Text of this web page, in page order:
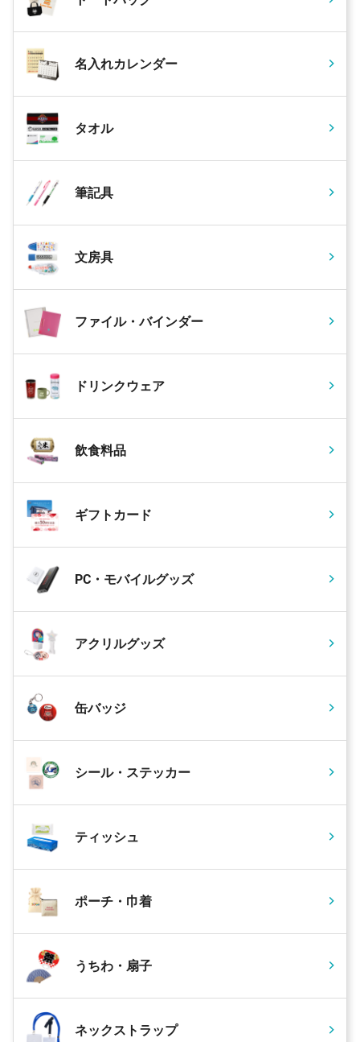
名入れカレンダー
タオル
筆記具
文房具
ファイル・バインダー
ドリンクウェア
飲食料品
ギフトカード
PC・モバイルグッズ
アクリルグッズ
缶バッジ
シール・ステッカー
ティッシュ
ポーチ・巾着
うちわ・扇子
ネックストラップ